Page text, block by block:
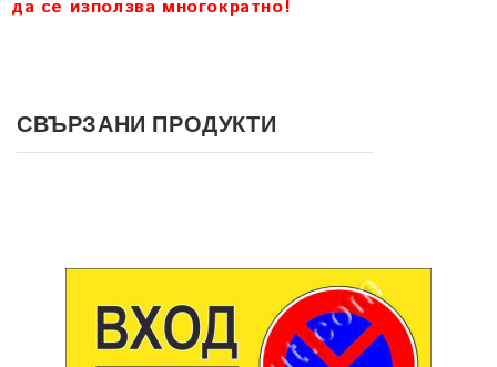
да се използва многократно!
СВЪРЗАНИ ПРОДУКТИ